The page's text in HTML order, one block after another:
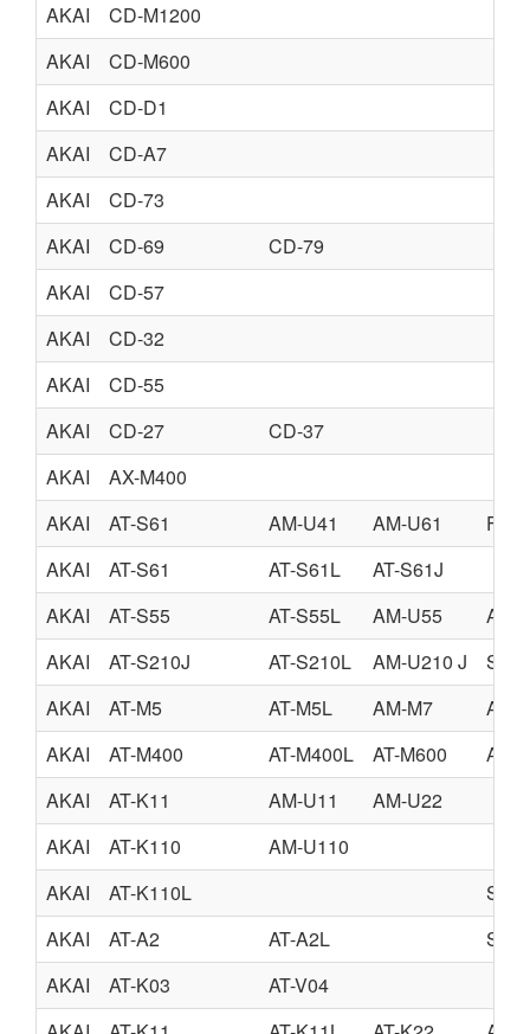
AKAI
CD-M1200
AKAI
CD-M600
AKAI
CD-D1
AKAI
CD-A7
AKAI
CD-73
AKAI
CD-69
CD-79
AKAI
CD-57
AKAI
CD-32
AKAI
CD-55
AKAI
CD-27
CD-37
AKAI
AX-M400
AKAI
AT-S61 AM-U41 AM-U61
AKAI
AT-S61 AT-S61L
AT-S61J
AKAI
AT-S55 AT-S55L AM-U55
AM-
AKAI
AT-S210J AT-S210L AM-U210 J
AKAI
AT-M5 AT-M5L AM-M7
AM-
AKAI
AT-M400 AT-M400L AT-M600
AT-
AKAI
AT-K11 AM-U11
AM-U22
AKAI
AT-K110
AM-U110
AKAI
AT-K110L
AKAI
AT-A2 AT-A2L
AKAI
AT-K03
AT-V04